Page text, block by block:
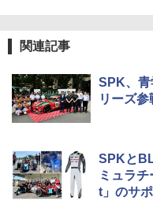
関連記事
SPK、青
リーズ
SPKと
ミュラ
t」のサ